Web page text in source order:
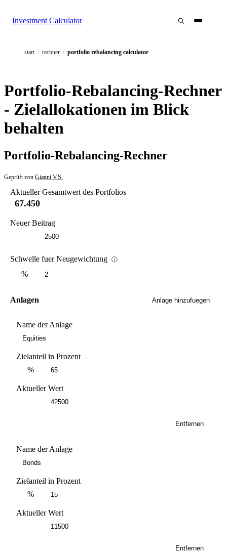
Investment Calculator
start / rechner / portfolio rebalancing calculator
Portfolio-Rebalancing-Rechner
- Zielallokationen im Blick
behalten
Portfolio-Rebalancing-Rechner
Geprüft von Gianni V.S.
Aktueller Gesamtwert des Portfolios
Neuer Beitrag
Schwelle fuer Neugewichtung ⓘ
%
Anlagen Anlage hinzufuegen
Name der Anlage
Zielanteil in Prozent
%
Aktueller Wert
Entfernen
Name der Anlage
Zielanteil in Prozent
%
Aktueller Wert
Entfernen